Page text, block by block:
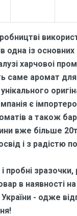
одна із
харчовоі
саме аромат
унікального
є
а також
вже більше
і з радістю
пробні зразочки,
в наявності
України - одже